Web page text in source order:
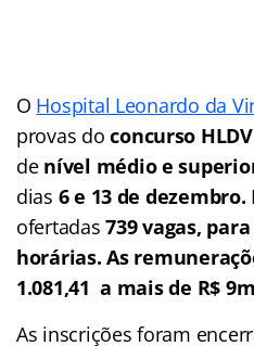
O Hospital Leonardo da
provas doconcurso HLDV
de nível médio e
dias 6 e 13 de dezembro.
ofertadas 739 vagas,
horárias. As
1.081,41 a mais de R$
As inscrições foram